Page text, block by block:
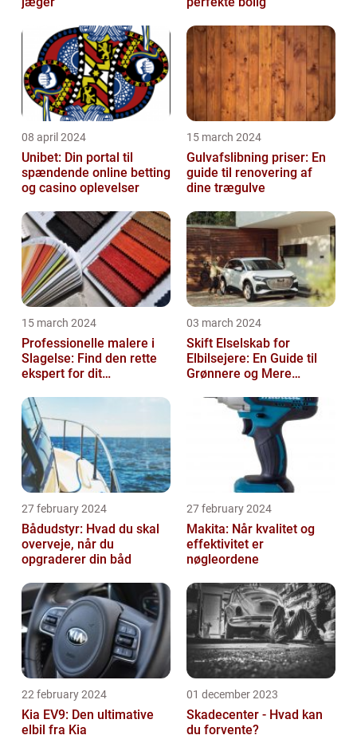
08 april 2024
Unibet: Din portal til
spændende online betting
og casino oplevelser
15 march 2024
Gulvafslibning priser: En
guide til renovering af
dine trægulve
15 march 2024
Professionelle malere i
Slagelse: Find den rette
ekspert for dit
03 march 2024
Skift Elselskab for
Elbilsejere: En Guide til
Grønnere og Mere
27 february 2024
Bådudstyr: Hvad du skal
overveje, når du
opgraderer din båd
27 february 2024
Makita: Når kvalitet og
effektivitet er
nøgleordene
22 february 2024
Kia EV9: Den ultimative
elbil fra Kia
01 december 2023
Skadecenter - Hvad kan
du forvente?